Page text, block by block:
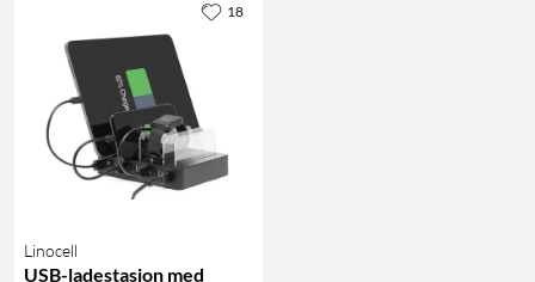
Linocell
USB-ladestasjon med
18